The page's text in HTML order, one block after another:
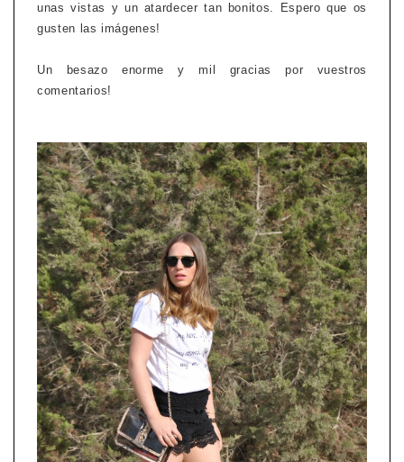
unas vistas y un atardecer tan bonitos. Espero que os
gusten las imágenes!
Un besazo enorme y mil gracias por vuestros
comentarios!